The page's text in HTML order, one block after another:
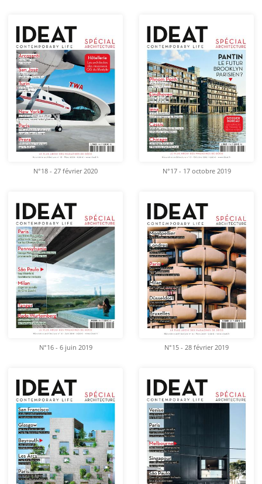
N°18 - 27 février 2020 N°17 - 17 octobre 2019
N°16 - 6 juin 2019 N°15 - 28 février 2019